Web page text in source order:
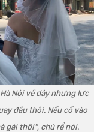
Nội về đây nhưng lực
đầu thôi. Nếu cố vào
gái thôi", chú rể nói.